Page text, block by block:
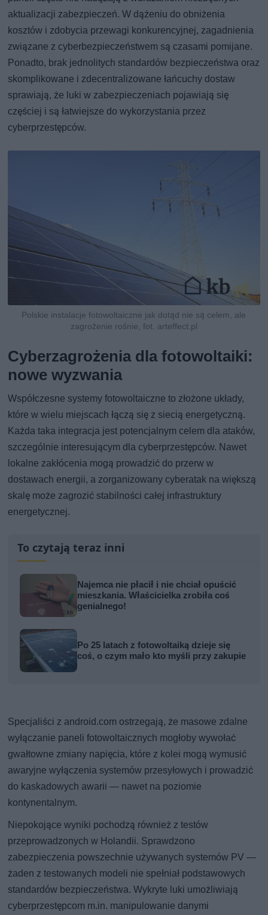
aktualizacji zabezpieczeń. W dążeniu do obniżenia
kosztów i zdobycia przewagi konkurencyjnej, zagadnienia
związane z cyberbezpieczeństwem są czasami pomijane.
Ponadto, brak jednolitych standardów bezpieczeństwa oraz
skomplikowane i zdecentralizowane łańcuchy dostaw
sprawiają, że luki w zabezpieczeniach pojawiają się
częściej i są łatwiejsze do wykorzystania przez
cyberprzestępców.
Polskie instalacje fotowoltaiczne jak dotąd nie są celem, ale
zagrożenie rośnie, fot. arteffect.pl
Cyberzagrożenia dla fotowoltaiki:
nowe wyzwania
Współczesne systemy fotowoltaiczne to złożone układy,
które w wielu miejscach łączą się z siecią energetyczną.
Każda taka integracja jest potencjalnym celem dla ataków,
szczególnie interesującym dla cyberprzestępców. Nawet
lokalne zakłócenia mogą prowadzić do przerw w
dostawach energii, a zorganizowany cyberatak na większą
skalę może zagrozić stabilności całej infrastruktury
energetycznej.
To czytają teraz inni
Najemca nie płacił i nie chciał opuścić
mieszkania. Właścicielka zrobiła coś
genialnego!
Po 25 latach z fotowoltaiką dzieje się
coś, o czym mało kto myśli przy zakupie
Specjaliści z android.com ostrzegają, że masowe zdalne
wyłączanie paneli fotowoltaicznych mogłoby wywołać
gwałtowne zmiany napięcia, które z kolei mogą wymusić
awaryjne wyłączenia systemów przesyłowych i prowadzić
do kaskadowych awarii — nawet na poziomie
kontynentalnym.
Niepokojące wyniki pochodzą również z testów
przeprowadzonych w Holandii. Sprawdzono
zabezpieczenia powszechnie używanych systemów PV —
żaden z testowanych modeli nie spełniał podstawowych
standardów bezpieczeństwa. Wykryte luki umożliwiają
cyberprzestępcom m.in. manipulowanie danymi